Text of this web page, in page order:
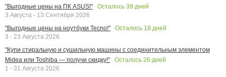
"Выгодные цены на ПК ASUS!"
Осталось 39 дней
3 Августа - 13 Сентября 2026
"Выгодные цены на ноутбуки Tecno!"
Осталось 18 дней
3 - 23 Августа 2026
"Купи стиральную и сушильную машины с соединительным элементом
Midea или Toshiba — получи скидку!"
Осталось 26 дней
1 - 31 Августа 2026